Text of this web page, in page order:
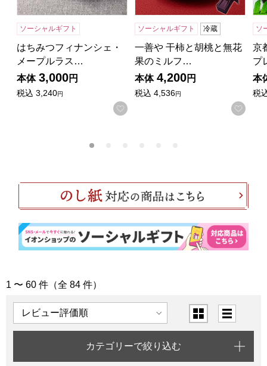
ソーシャルギフト
はちみつフィナンシェ・
メープルラス…
本体 3,000円
税込 3,240円
お気に入りに登録する
ソーシャルギフト 冷蔵
一善や 干柿と胡桃と無花
果のミルフ…
本体 4,200円
税込 4,536円
お気
ソ
京
プ
本
税
「結婚祝い」の商品一覧
1 〜 60 件（全 84 件）
表示順 表示切替
カテゴリーで絞り込む